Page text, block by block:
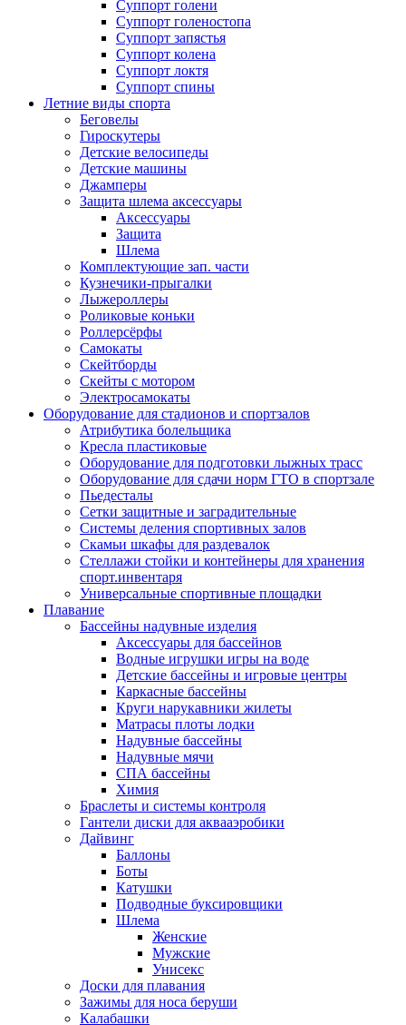
Суппорт голени
Суппорт голеностопа
Суппорт запястья
Суппорт колена
Суппорт локтя
Суппорт спины
Летние виды спорта
Беговелы
Гироскутеры
Детские велосипеды
Детские машины
Джамперы
Защита шлема аксессуары
Аксессуары
Защита
Шлема
Комплектующие зап. части
Кузнечики-прыгалки
Лыжероллеры
Роликовые коньки
Роллерсёрфы
Самокаты
Скейтборды
Скейты с мотором
Электросамокаты
Оборудование для стадионов и спортзалов
Атрибутика болельщика
Кресла пластиковые
Оборудование для подготовки лыжных трасс
Оборудование для сдачи норм ГТО в спортзале
Пьедесталы
Сетки защитные и заградительные
Системы деления спортивных залов
Скамьи шкафы для раздевалок
Стеллажи стойки и контейнеры для хранения
спорт.инвентаря
Универсальные спортивные площадки
Плавание
Бассейны надувные изделия
Аксессуары для бассейнов
Водные игрушки игры на воде
Детские бассейны и игровые центры
Каркасные бассейны
Круги нарукавники жилеты
Матрасы плоты лодки
Надувные бассейны
Надувные мячи
СПА бассейны
Химия
Браслеты и системы контроля
Гантели диски для аквааэробики
Дайвинг
Баллоны
Боты
Катушки
Подводные буксировщики
Шлема
Женские
Мужские
Унисекс
Доски для плавания
Зажимы для носа беруши
Калабашки